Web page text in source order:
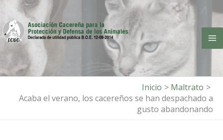
contenido
Inicio
Maltrato
Acaba el verano, los cacereños se han despachado a
gusto abandonando